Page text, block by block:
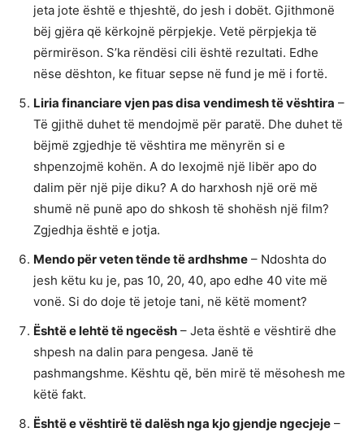
jeta jote është e thjeshtë, do jesh i dobët. Gjithmonë
bëj gjëra që kërkojnë përpjekje. Vetë përpjekja të
përmirëson. S’ka rëndësi cili është rezultati. Edhe
nëse dështon, ke fituar sepse në fund je më i fortë.
Liria financiare vjen pas disa vendimesh të vështira –
Të gjithë duhet të mendojmë për paratë. Dhe duhet të
bëjmë zgjedhje të vështira me mënyrën si e
shpenzojmë kohën. A do lexojmë një libër apo do
dalim për një pije diku? A do harxhosh një orë më
shumë në punë apo do shkosh të shohësh një film?
Zgjedhja është e jotja.
Mendo për veten tënde të ardhshme – Ndoshta do
jesh këtu ku je, pas 10, 20, 40, apo edhe 40 vite më
vonë. Si do doje të jetoje tani, në këtë moment?
Është e lehtë të ngecësh – Jeta është e vështirë dhe
shpesh na dalin para pengesa. Janë të
pashmangshme. Kështu që, bën mirë të mësohesh me
këtë fakt.
Është e vështirë të dalësh nga kjo gjendje ngecjeje –